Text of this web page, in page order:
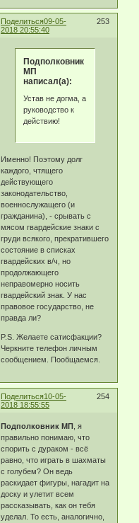
Поделиться 253
09-05-
2018 20:55:40
Подполковник
МП
написал(а):
Устав не догма, а
руководство к
действию!
Именно! Поэтому долг
каждого, чтящего
действующего
законодательство,
военнослужащего (и
гражданина), - срывать с
мясом гвардейские знаки с
груди всякого, прекратившего
состояние в списках
гвардейских в/ч, но
продолжающего
неправомерно носить
гвардейский знак. У нас
правовое государство, не
правда ли?
P.S. Желаете сатисфакции?
Черкните телефон личным
сообщением. Пообщаемся.
Поделиться 254
10-05-
2018 18:55:55
Подполковник МП , я
правильно понимаю, что
спорить с дураком - всё
равно, что играть в шахматы
с голубем? Он ведь
раскидает фигуры, нагадит на
доску и улетит всем
рассказывать, как он тебя
уделал. То есть, аналогично,